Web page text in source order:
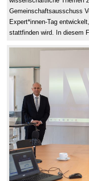
Gemeinschaftsausschuss
Expert*innen-Tag
stattfinden wird. In diesem